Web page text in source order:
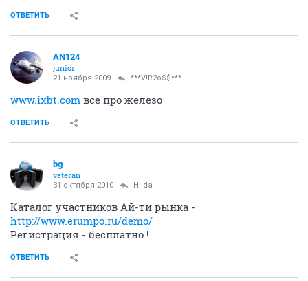
ОТВЕТИТЬ
AN124
junior
21 ноября 2009 ***V!R2o$$***
www.ixbt.com все про железо
ОТВЕТИТЬ
bg
veteran
31 октября 2010 Hilda
Каталог участников Ай-ти рынка -
http://www.erumpo.ru/demo/
Регистрация - бесплатно !
ОТВЕТИТЬ